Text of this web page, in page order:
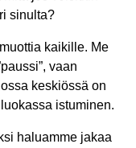
sinulta?
kaikille. Me
vaan
keskiössä on
istuminen.
haluamme jakaa